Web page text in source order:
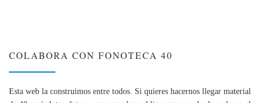
COLABORA CON FONOTECA 40
Esta web la construimos entre todos. Si quieres hacernos llegar material